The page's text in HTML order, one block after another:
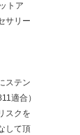
トア
サリー
ステン
適合）
スクを
して頂